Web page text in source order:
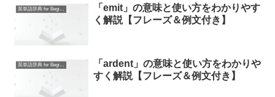
英単語辞典 for Beginners
「emit」の意味と使い方をわかりやす
く解説【フレーズ＆例文付き】
英単語辞典 for Beginners
「ardent」の意味と使い方をわかりや
すく解説【フレーズ＆例文付き】